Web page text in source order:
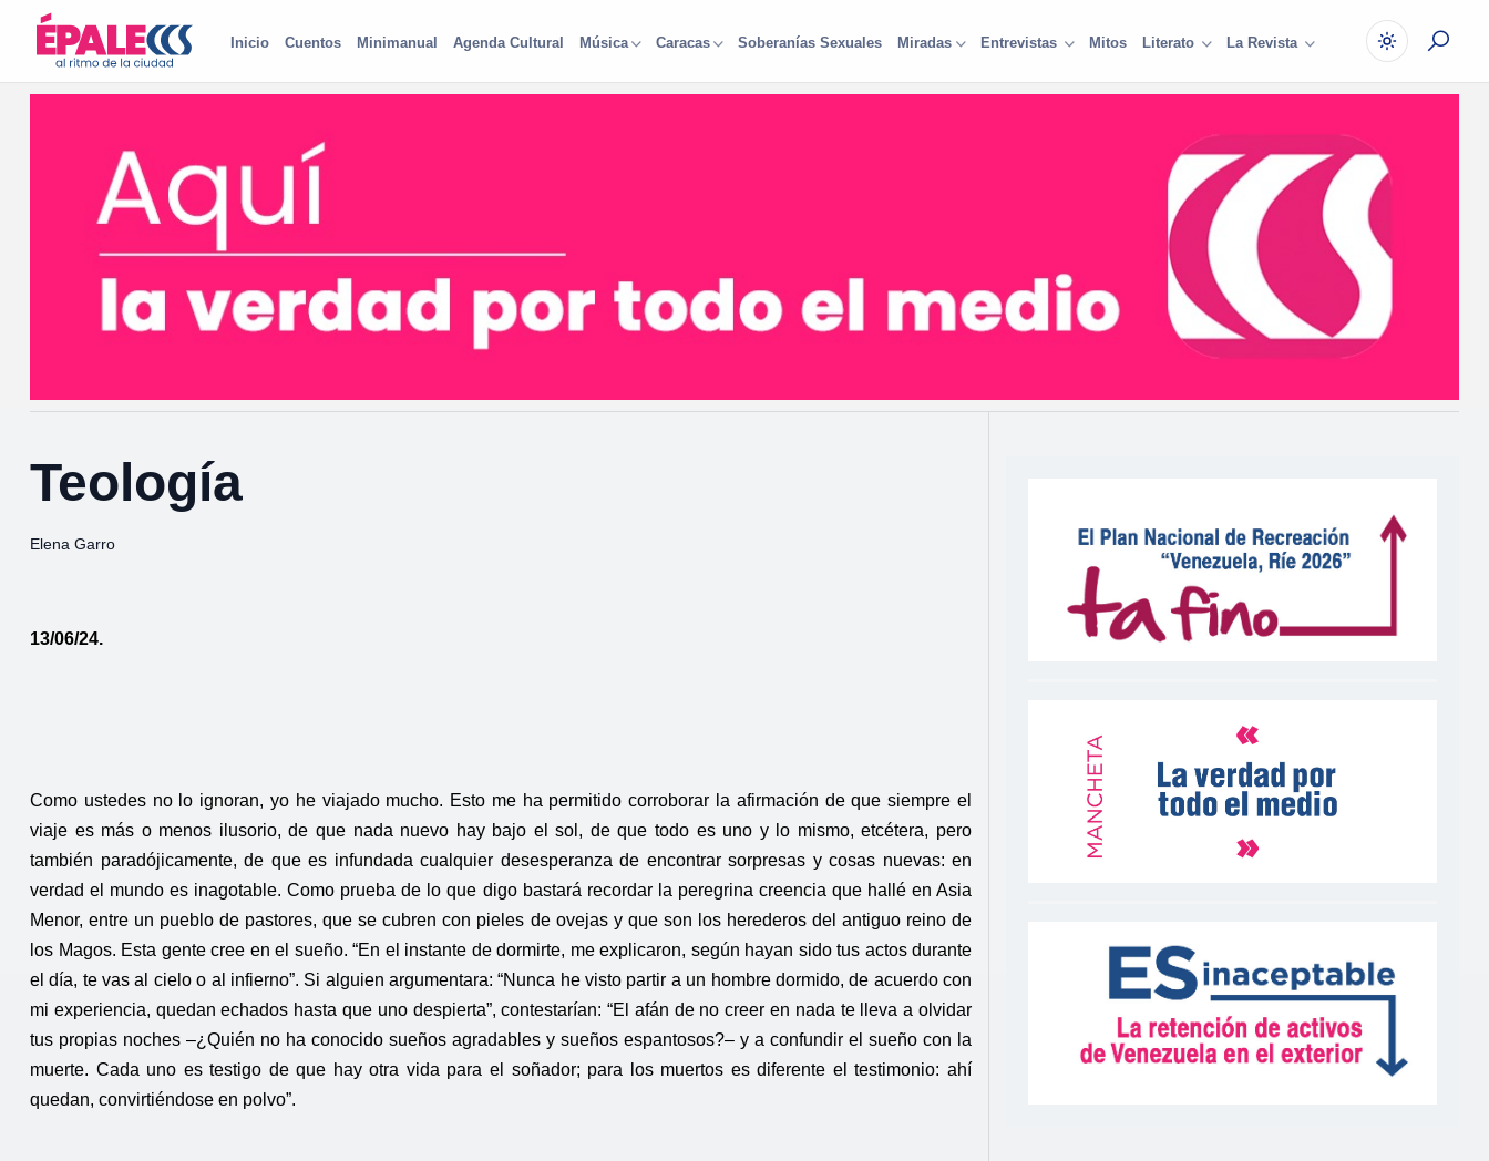
Inicio Cuentos Minimanual Agenda Cultural Música Caracas Soberanías Sexuales Miradas Entrevistas Mitos Literato La Revista
Teología
Elena Garro
13/06/24.
Como ustedes no lo ignoran, yo he viajado mucho. Esto me ha permitido corroborar la afirmación de que siempre el
viaje es más o menos ilusorio, de que nada nuevo hay bajo el sol, de que todo es uno y lo mismo, etcétera, pero
también paradójicamente, de que es infundada cualquier desesperanza de encontrar sorpresas y cosas nuevas: en
verdad el mundo es inagotable. Como prueba de lo que digo bastará recordar la peregrina creencia que hallé en Asia
Menor, entre un pueblo de pastores, que se cubren con pieles de ovejas y que son los herederos del antiguo reino de
los Magos. Esta gente cree en el sueño. “En el instante de dormirte, me explicaron, según hayan sido tus actos durante
el día, te vas al cielo o al infierno”. Si alguien argumentara: “Nunca he visto partir a un hombre dormido, de acuerdo con
mi experiencia, quedan echados hasta que uno despierta”, contestarían: “El afán de no creer en nada te lleva a olvidar
tus propias noches –¿Quién no ha conocido sueños agradables y sueños espantosos?– y a confundir el sueño con la
muerte. Cada uno es testigo de que hay otra vida para el soñador; para los muertos es diferente el testimonio: ahí
quedan, convirtiéndose en polvo”.